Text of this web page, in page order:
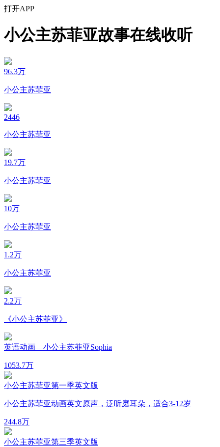
打开APP
小公主苏菲亚故事在线收听
96.3万
小公主苏菲亚
2446
小公主苏菲亚
19.7万
小公主苏菲亚
10万
小公主苏菲亚
1.2万
小公主苏菲亚
2.2万
《小公主苏菲亚》
英语动画—小公主苏菲亚Sophia
1053.7万
小公主苏菲亚第一季英文版
小公主苏菲亚动画英文原声，泛听磨耳朵，适合3-12岁
244.8万
小公主苏菲亚第三季英文版